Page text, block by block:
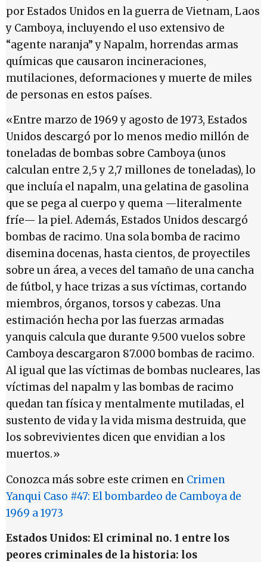
por Estados Unidos en la guerra de Vietnam, Laos
y Camboya, incluyendo el uso extensivo de
“agente naranja” y Napalm, horrendas armas
químicas que causaron incineraciones,
mutilaciones, deformaciones y muerte de miles
de personas en estos países.
«Entre marzo de 1969 y agosto de 1973, Estados
Unidos descargó por lo menos medio millón de
toneladas de bombas sobre Camboya (unos
calculan entre 2,5 y 2,7 millones de toneladas), lo
que incluía el napalm, una gelatina de gasolina
que se pega al cuerpo y quema —literalmente
fríe— la piel. Además, Estados Unidos descargó
bombas de racimo. Una sola bomba de racimo
disemina docenas, hasta cientos, de proyectiles
sobre un área, a veces del tamaño de una cancha
de fútbol, y hace trizas a sus víctimas, cortando
miembros, órganos, torsos y cabezas. Una
estimación hecha por las fuerzas armadas
yanquis calcula que durante 9.500 vuelos sobre
Camboya descargaron 87.000 bombas de racimo.
Al igual que las víctimas de bombas nucleares, las
víctimas del napalm y las bombas de racimo
quedan tan física y mentalmente mutiladas, el
sustento de vida y la vida misma destruida, que
los sobrevivientes dicen que envidian a los
muertos.»
Conozca más sobre este crimen en Crimen
Yanqui Caso #47: El bombardeo de Camboya de
1969 a 1973
Estados Unidos: El criminal no. 1 entre los
peores criminales de la historia: los